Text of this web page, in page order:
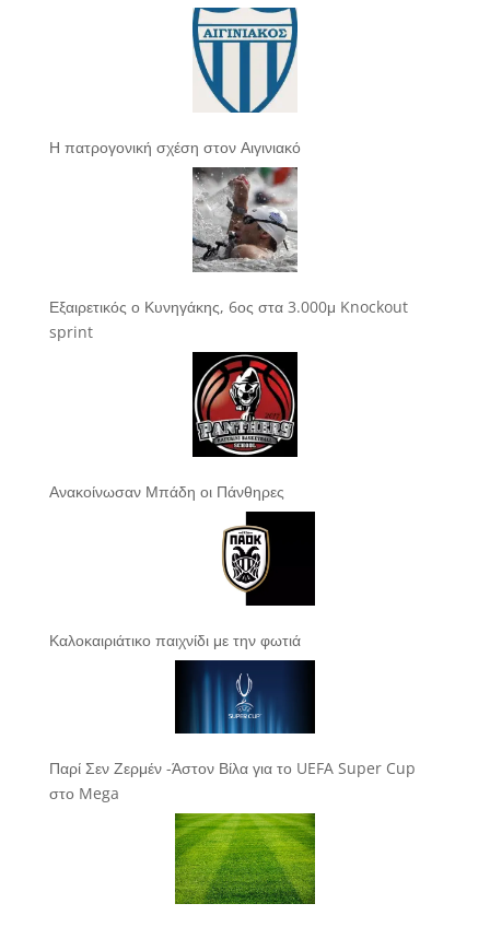
Η πατρογονική σχέση στον Αιγινιακό
Εξαιρετικός ο Κυνηγάκης, 6ος στα 3.000μ Knockout
sprint
Ανακοίνωσαν Μπάδη οι Πάνθηρες
Καλοκαιριάτικο παιχνίδι με την φωτιά
Παρί Σεν Ζερμέν -Άστον Βίλα για το UEFA Super Cup
στο Mega